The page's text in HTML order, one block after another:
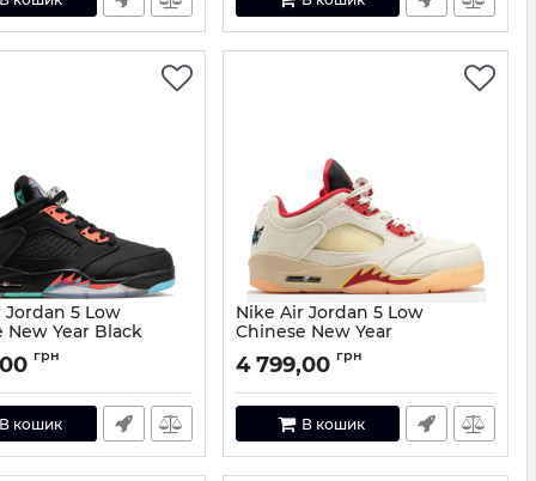
Jordan 5 Low
New Year Black
585947-40
грн
В кошик
Nike Air Jordan 5 Low
Chinese New Year
Артикул: 52419-40
4 799,00 грн
В кошик